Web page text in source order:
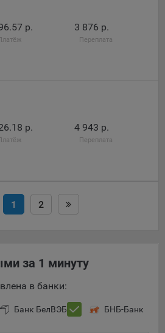
р. 3 876 р.
Переплата
р. 4 943 р.
Переплата
1 2
за 1 минуту
в банки:
Банк БелВЭБ БНБ-Банк